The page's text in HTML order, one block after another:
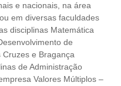
e nacionais, na área
em diversas faculdades
disciplinas Matemática
de
Cruzes e Bragança
de Administração
Valores Múltiplos –